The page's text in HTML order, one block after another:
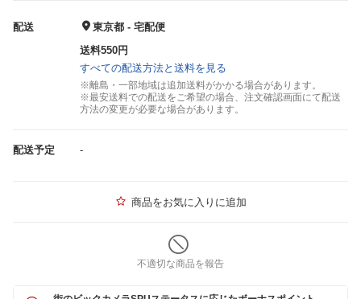
配送
東京都 - 宅配便
送料550円
すべての配送方法と送料を見る
※離島・一部地域は追加送料がかかる場合があります。
※最安送料での配送をご希望の場合、注文確認画面にて配送
方法の変更が必要な場合があります。
配送予定 -
商品をお気に入りに追加
不適切な商品を報告